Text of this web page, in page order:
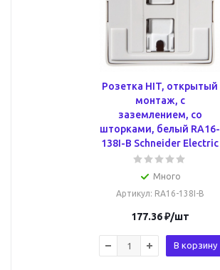
Розетка HIT, открытый
монтаж, с
заземлением, со
шторками, белый RA16-
138I-B Schneider Electric
Много
Артикул: RA16-138I-B
177.36₽/шт
В корзину